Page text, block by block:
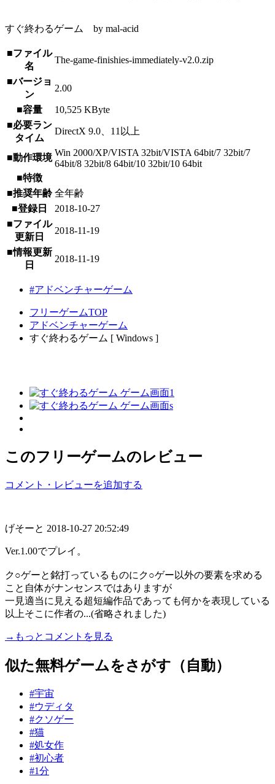
すぐ終わるゲーム by mal-acid
■ファイル
名
The-game-finishies-immediately-v2.0.zip
■バージョ
ン
2.00
■容量
10,525 KByte
■必要ラン
タイム
DirectX 9.0、11以上
■動作環境 Win 2000/XP/VISTA 32bit/VISTA 64bit/7 32bit/7
64bit/8 32bit/8 64bit/10 32bit/10 64bit
■特徴
■推奨年齢 全年齢
■登録日
2018-10-27
■ファイル
更新日
2018-11-19
■情報更新
日
2018-11-19
#アドベンチャーゲーム
フリーゲームTOP
アドベンチャーゲーム
すぐ終わるゲーム [ Windows ]
このフリーゲームのレビュー
コメント・レビューを追加する
げそーと 2018-10-27 20:52:49
Ver.1.00でプレイ。
ク○ゲーと銘打っているものにク○ゲー以外の要素を求める
こと自体がナンセンスではありますが
一見適当に見える超短編作品であっても何かを表現している
以上そこに作者の...(省略されました)
→もっとコメントを見る
似た無料ゲームをさがす（自動）
#宇宙
#ウディタ
#クソゲー
#猫
#処女作
#初心者
#1分